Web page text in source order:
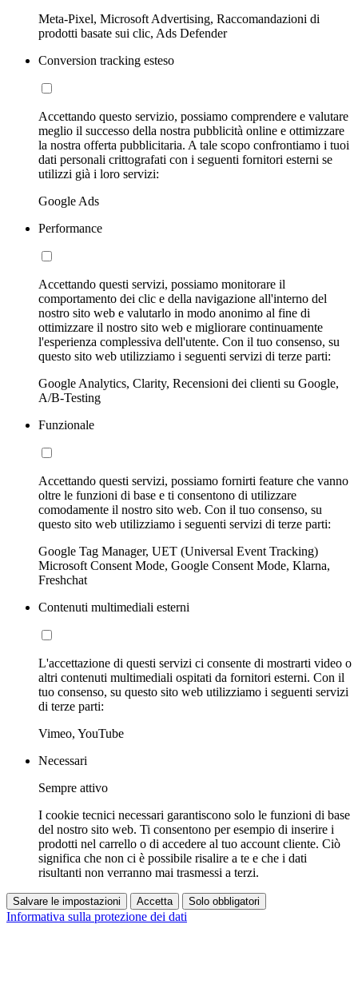
Meta-Pixel, Microsoft Advertising, Raccomandazioni di
prodotti basate sui clic, Ads Defender
Conversion tracking esteso
Accettando questo servizio, possiamo comprendere e valutare
meglio il successo della nostra pubblicità online e ottimizzare
la nostra offerta pubblicitaria. A tale scopo confrontiamo i tuoi
dati personali crittografati con i seguenti fornitori esterni se
utilizzi già i loro servizi:
Google Ads
Performance
Accettando questi servizi, possiamo monitorare il
comportamento dei clic e della navigazione all'interno del
nostro sito web e valutarlo in modo anonimo al fine di
ottimizzare il nostro sito web e migliorare continuamente
l'esperienza complessiva dell'utente. Con il tuo consenso, su
questo sito web utilizziamo i seguenti servizi di terze parti:
Google Analytics, Clarity, Recensioni dei clienti su Google,
A/B-Testing
Funzionale
Accettando questi servizi, possiamo fornirti feature che vanno
oltre le funzioni di base e ti consentono di utilizzare
comodamente il nostro sito web. Con il tuo consenso, su
questo sito web utilizziamo i seguenti servizi di terze parti:
Google Tag Manager, UET (Universal Event Tracking)
Microsoft Consent Mode, Google Consent Mode, Klarna,
Freshchat
Contenuti multimediali esterni
L'accettazione di questi servizi ci consente di mostrarti video o
altri contenuti multimediali ospitati da fornitori esterni. Con il
tuo consenso, su questo sito web utilizziamo i seguenti servizi
di terze parti:
Vimeo, YouTube
Necessari
Sempre attivo
I cookie tecnici necessari garantiscono solo le funzioni di base
del nostro sito web. Ti consentono per esempio di inserire i
prodotti nel carrello o di accedere al tuo account cliente. Ciò
significa che non ci è possibile risalire a te e che i dati
risultanti non verranno mai trasmessi a terzi.
Salvare le impostazioni Accetta Solo obbligatori
Informativa sulla protezione dei dati